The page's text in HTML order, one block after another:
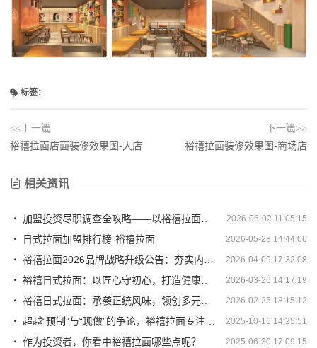
标签：
<<上一篇
裕禧拉面店面装修效果图-大店
下一篇>>
裕禧拉面装修效果图-商场店
相关资讯
2026-06-02 11:05:15
加盟投资尽职调查全攻略——以裕禧拉面为例，教你六步锁定靠谱项目
2026-05-28 14:44:06
日式拉面加盟排行榜-裕禧拉面
2026-04-09 17:32:08
裕禧拉面2026品牌战略升级公告：夯实内功，实现与加盟商的长期共赢
2026-03-26 14:17:19
裕禧日式拉面：以匠心守初心，打造健康美味的日式拉面新标杆
2026-02-25 18:15:12
裕禧日式拉面：承袭正统风味，领创多元模式，共拓品质餐饮新境
2025-10-16 14:25:51
超越“预制”与“现做”的争论，裕禧拉面专注为您提供一碗安心、美味、便捷的面
2025-06-30 17:09:15
作为投资者，你看中裕禧拉面哪些点呢？